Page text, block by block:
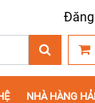
NHÀ HÀNG